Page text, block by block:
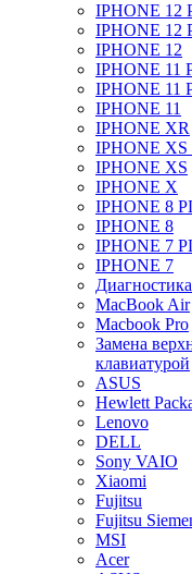
IPHONE 12
IPHONE 12
IPHONE 12
IPHONE 11
IPHONE 11
IPHONE 11
IPHONE XR
IPHONE
IPHONE XS
IPHONE X
IPHONE 8
IPHONE 8
IPHONE 7
IPHONE 7
MacBook Air
Macbook Pro
Замена
клавиатурой
ASUS
Hewlett
Lenovo
DELL
Sony VAIO
Xiaomi
Fujitsu
Fujitsu
MSI
Acer